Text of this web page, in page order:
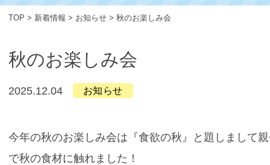
TOP > 新着情報 > お知らせ >秋のお楽しみ会
秋のお楽しみ会
2025.12.04 お知らせ
今年の秋のお楽しみ会は『食欲の秋』と題しまして
で秋の食材に触れました！